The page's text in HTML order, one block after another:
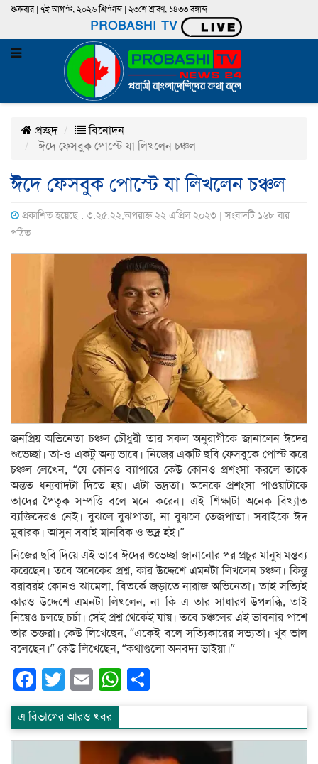
শুক্রবার | ৭ই আগস্ট, ২০২৬ খ্রিস্টাব্দ | ২৩শে শ্রাবণ, ১৪৩৩ বঙ্গাব্দ
PROBASHI TV
প্রচ্ছদ
বিনোদন
ঈদে ফেসবুক পোস্টে যা লিখলেন চঞ্চল
ঈদে ফেসবুক পোস্টে যা লিখলেন চঞ্চল
প্রকাশিত হয়েছে : ৩:২৫:২২,অপরাহ্ন ২২ এপ্রিল ২০২৩ | সংবাদটি ১৬৮ বার
পঠিত
জনপ্রিয় অভিনেতা চঞ্চল চৌধুরী তার সকল অনুরাগীকে জানালেন ঈদের
শুভেচ্ছা। তা-ও একটু অন্য ভাবে। নিজের একটি ছবি ফেসবুকে পোস্ট করে
চঞ্চল লেখেন, “যে কোনও ব্যাপারে কেউ কোনও প্রশংসা করলে তাকে
অন্তত ধন্যবাদটা দিতে হয়। এটা ভদ্রতা। অনেকে প্রশংসা পাওয়াটাকে
তাদের পৈতৃক সম্পত্তি বলে মনে করেন। এই শিক্ষাটা অনেক বিখ্যাত
ব্যক্তিদেরও নেই। বুঝলে বুঝপাতা, না বুঝলে তেজপাতা। সবাইকে ঈদ
মুবারক। আসুন সবাই মানবিক ও ভদ্র হই।”
নিজের ছবি দিয়ে এই ভাবে ঈদের শুভেচ্ছা জানানোর পর প্রচুর মানুষ মন্তব্য
করেছেন। তবে অনেকের প্রশ্ন, কার উদ্দেশে এমনটা লিখলেন চঞ্চল। কিন্তু
বরাবরই কোনও ঝামেলা, বিতর্কে জড়াতে নারাজ অভিনেতা। তাই সত্যিই
কারও উদ্দেশে এমনটা লিখলেন, না কি এ তার সাধারণ উপলব্ধি, তাই
নিয়েও চলছে চর্চা। সেই প্রশ্ন থেকেই যায়। তবে চঞ্চলের এই ভাবনার পাশে
তার ভক্তরা। কেউ লিখেছেন, “একেই বলে সত্যিকারের সভ্যতা। খুব ভাল
বলেছেন।” কেউ লিখেছেন, “কথাগুলো অনবদ্য ভাইয়া।”
Facebook
Twitter
EmailWhatsApp
এ বিভাগের আরও খবর